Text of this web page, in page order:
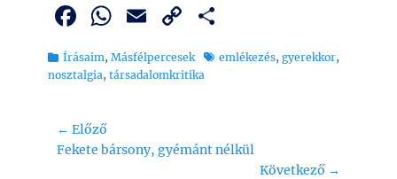
F
a
c
b
o
W
h
at
p
E
ai
C
o
p
n
ss
z
e
Kategória
Írásaim, Másfélpercesek Tagsemlékezés, gyerekkor,
nosztalgia, társadalomkritika
Bejegyzés
navigáció
← Előző
Previous
Fekete bársony, gyémánt nélkül
Következő →